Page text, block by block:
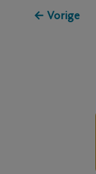
← Vorige